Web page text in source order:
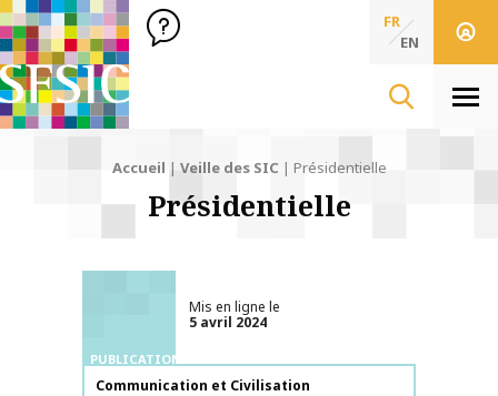
SFSIC Société Française des Sciences de l'Information & de
Société Française des Sciences
de l'Information
FR
EN
Accueil | Veille des SIC | Présidentielle
Présidentielle
PUBLICATIONS
Mis en ligne le
5 avril 2024
Nom de la publication
Communication et Civilisation